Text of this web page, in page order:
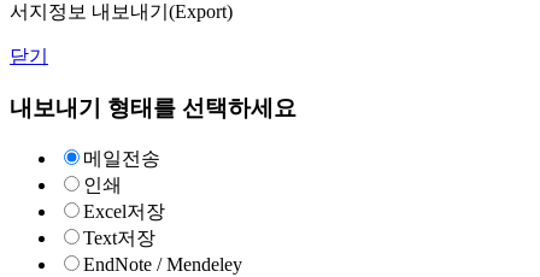
서지정보 내보내기(Export)
닫기
내보내기 형태를 선택하세요
메일전송
인쇄
Excel저장
Text저장
EndNote / Mendeley